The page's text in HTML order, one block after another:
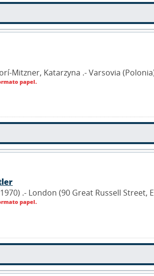
Mitzner, Katarzyna .- Varsovia
papel.
.- London (90 Great Russell Street,
papel.